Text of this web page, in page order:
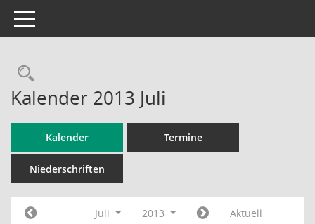
Toggle navigation
Rechercheauswahl
Kalender 2013 Juli
Kalender Termine
Niederschriften
Juli 2013
Aktuell